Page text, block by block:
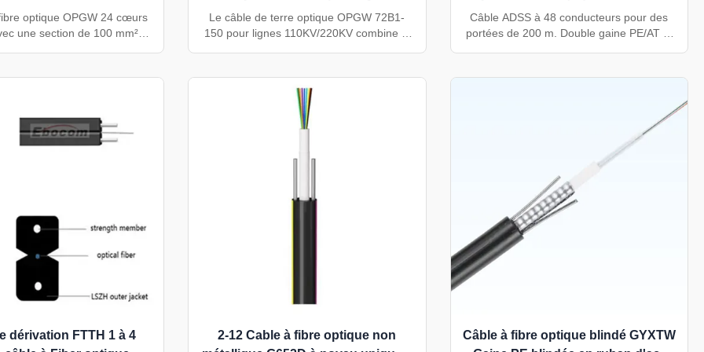
transversale
optique OPGW 24 cœurs
une section de 100 mm²
d'aluminium et 24 fibres
entre sous-stations, il
mécanique et une
transmission 110KV 220KV
Le câble de terre optique OPGW 72B1-
150 pour lignes 110KV/220KV combine la
des tubes en acier inoxydable, une
capacité de court-circuit élevée et des
options personnalisables (fibres
G652D/G657A). Conforme aux normes
de portée mode unique G652D
Câble ADSS à 48 conducteurs pour des
portées de 200 m. Double gaine PE/AT et
diélectrique, sans danger pour les lignes à
garantissent des performances fiables sur
longue distance. OEM accepté.
dérivation FTTH 1 à 4
2-12 Cable à fibre optique non
Câble à fibre optique blindé GYXTW